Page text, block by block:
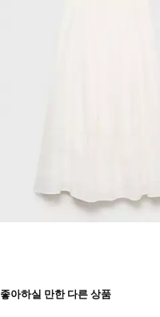
좋아하실 만한 다른 상품